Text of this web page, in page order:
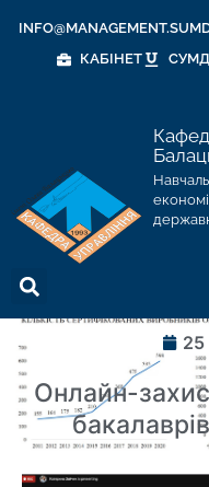
КАБІНЕТ
25
Онлайн-